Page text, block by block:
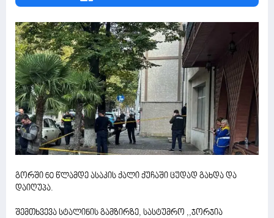
გორში 60 წლამდე ასაკის ქალი ქუჩაში ცუდად გახდა და
დაიღუპა.
შემთხვევა სტალინის გამზირზე, სასტუმრო ,,ჯორჯია